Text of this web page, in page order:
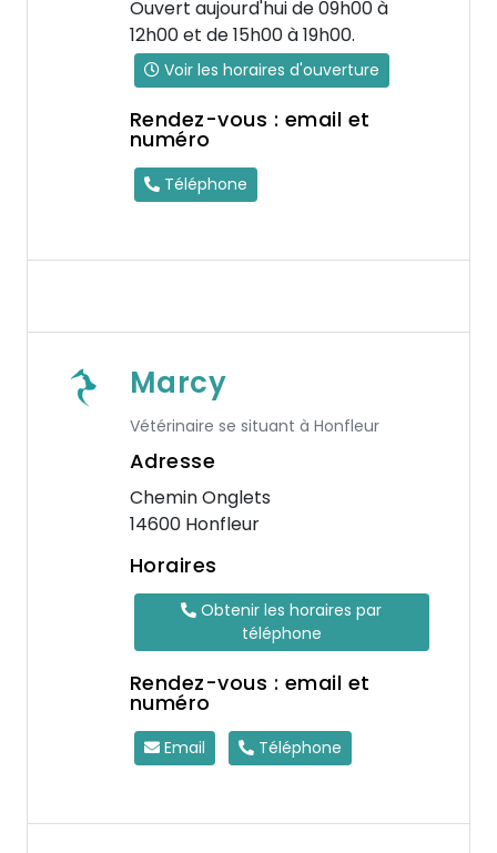
Ouvert aujourd'hui de 09h00 à
12h00 et de 15h00 à 19h00.
Voir les horaires d'ouverture
Rendez-vous : email et
numéro
Téléphone
Marcy
Vétérinaire se situant à Honfleur
Adresse
Chemin Onglets
14600 Honfleur
Horaires
Obtenir les horaires par
téléphone
Rendez-vous : email et
numéro
Email Téléphone